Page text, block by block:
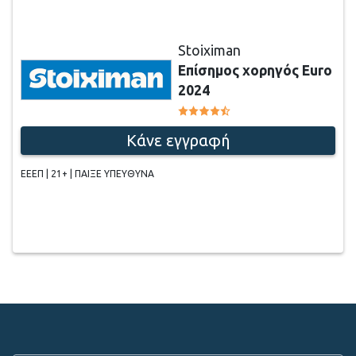
Stoiximan
Επίσημος χορηγός Euro
2024
Κάνε εγγραφή
ΕΕΕΠ | 21+ | ΠΑΙΞΕ ΥΠΕΥΘΥΝΑ